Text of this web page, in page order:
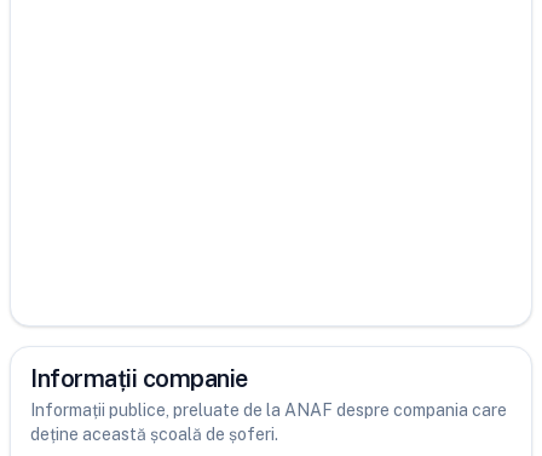
Informații companie
Informații publice, preluate de la ANAF despre compania care
deține această școală de șoferi.